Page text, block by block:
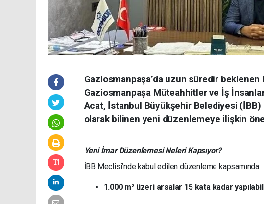
Gaziosmanpaşa’da uzun süredir
Gaziosmanpaşa Müteahhitler ve İş
Acat, İstanbul Büyükşehir Belediyesi (İBB)
olarak bilinen yeni düzenlemeye ilişkin
Yeni İmar Düzenlemesi Neleri Kapsıyor?
İBB Meclisi’nde kabul edilen düzenleme kapsamında:
1.000 m² üzeri arsalar 15 kata kadar